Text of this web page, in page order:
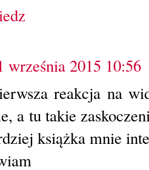
września 2015 10:56
reakcja na
a tu takie
książka mnie